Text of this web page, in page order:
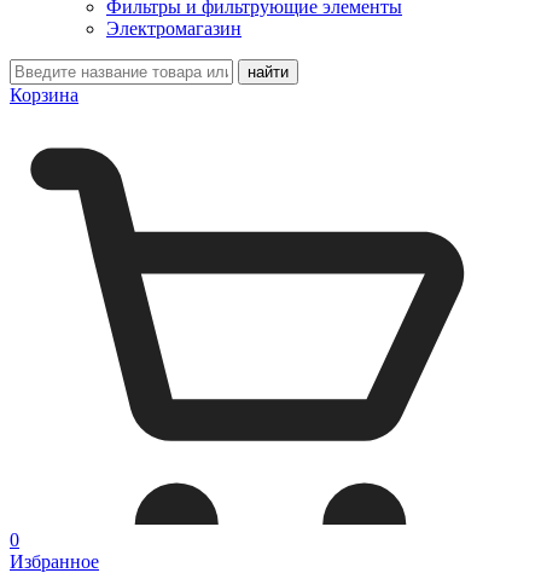
Фильтры и фильтрующие элементы
Электромагазин
Корзина
0
Избранное